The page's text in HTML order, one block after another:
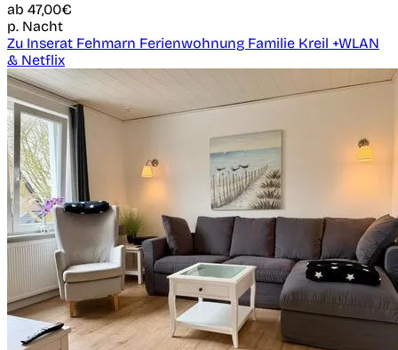
ab 47,00€
p. Nacht
Zu Inserat Fehmarn Ferienwohnung Familie Kreil +WLAN
& Netflix